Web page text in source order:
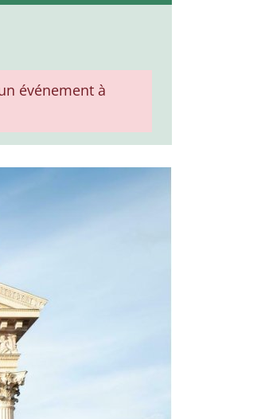
événement à